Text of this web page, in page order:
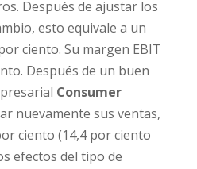
Después de ajustar los
esto equivale a un
ciento. Su margen EBIT
Después de un buen
Consumer
nuevamente sus ventas,
ciento (14,4 por ciento
efectos del tipo de